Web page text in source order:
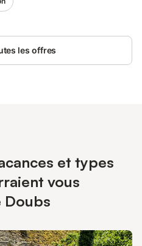
une expérience authentique
et réservation, de généreux
proposés, moyennant un
offrez-vous une séance de
les offres
et types
vous
Doubs